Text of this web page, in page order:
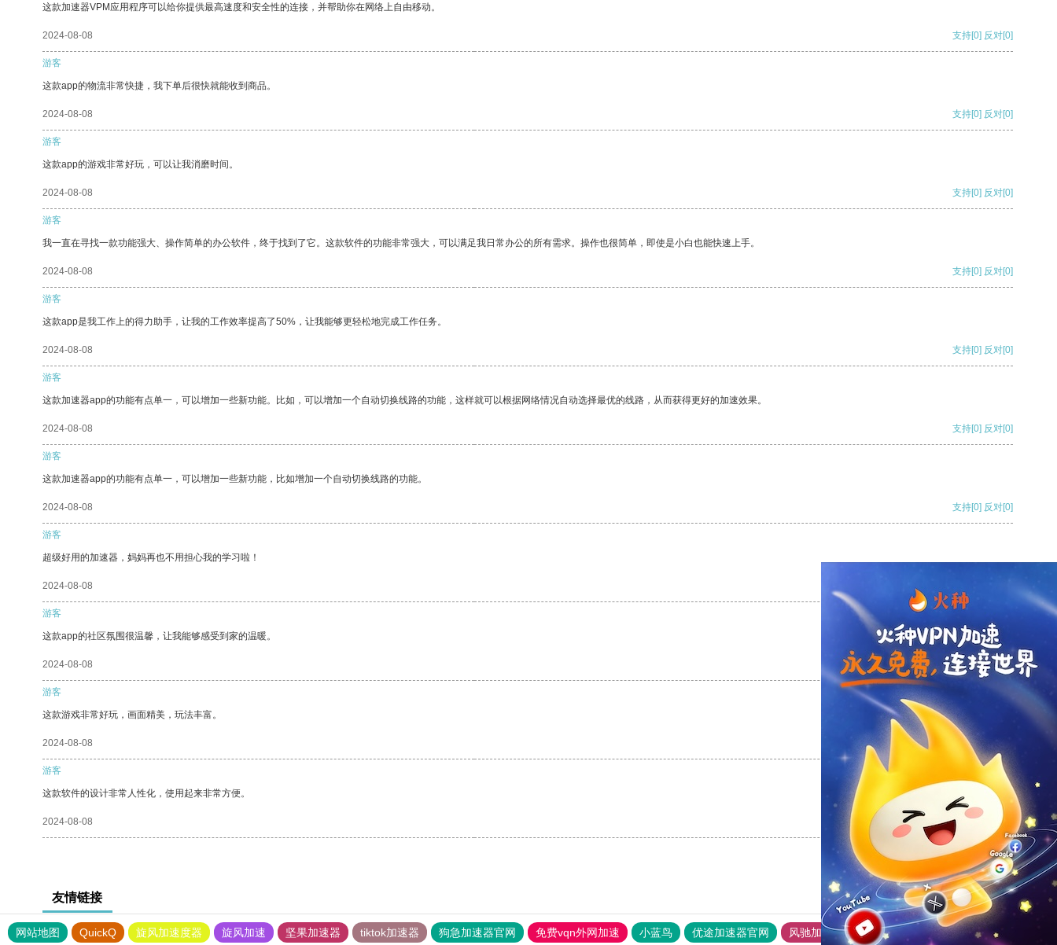
这款加速器VPM应用程序可以给你提供最高速度和安全性的连接，并帮助你在网络上自由移动。
2024-08-08 支持[0] 反对[0]
游客
这款app的物流非常快捷，我下单后很快就能收到商品。
2024-08-08 支持[0] 反对[0]
游客
这款app的游戏非常好玩，可以让我消磨时间。
2024-08-08 支持[0] 反对[0]
游客
我一直在寻找一款功能强大、操作简单的办公软件，终于找到了它。这款软件的功能非常强大，可以满足我日常办公的所有需求。操作也很简单，即使是小白也能快速上手。
2024-08-08 支持[0] 反对[0]
游客
这款app是我工作上的得力助手，让我的工作效率提高了50%，让我能够更轻松地完成工作任务。
2024-08-08 支持[0] 反对[0]
游客
这款加速器app的功能有点单一，可以增加一些新功能。比如，可以增加一个自动切换线路的功能，这样就可以根据网络情况自动选择最优的线路，从而获得更好的加速效果。
2024-08-08 支持[0] 反对[0]
游客
这款加速器app的功能有点单一，可以增加一些新功能，比如增加一个自动切换线路的功能。
2024-08-08 支持[0] 反对[0]
游客
超级好用的加速器，妈妈再也不用担心我的学习啦！
2024-08-08
游客
这款app的社区氛围很温馨，让我能够感受到家的温暖。
2024-08-08 支持 [0] 反对[0]
游客
这款游戏非常好玩，画面精美，玩法丰富。
2024-08-08 支持[0] 反对
游客
这款软件的设计非常人性化，使用起来非常方便。
2024-08-08 支持[0] 反对[0]
友情链接
网站地图 QuickQ 旋风加速度器 旋风加速 坚果加速器 tiktok加速器 狗急加速器官网 免费vqn外网加速 小蓝鸟 优途加速器官网 风驰加速器 旋风加速器